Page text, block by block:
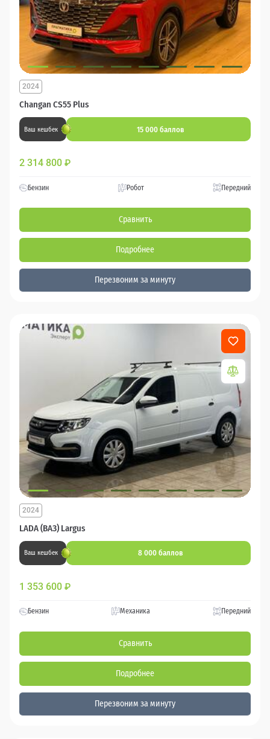
Changan CS55 Plus
2024
Ваш кешбек 15 000 баллов
2 314 800 ₽
Бензин Робот Передний
Сравнить
Подробнее
Перезвоним за минуту
LADA (ВАЗ) Largus
2024
Ваш кешбек 8 000 баллов
1 353 600 ₽
Бензин Механика Передний
Сравнить
Подробнее
Перезвоним за минуту